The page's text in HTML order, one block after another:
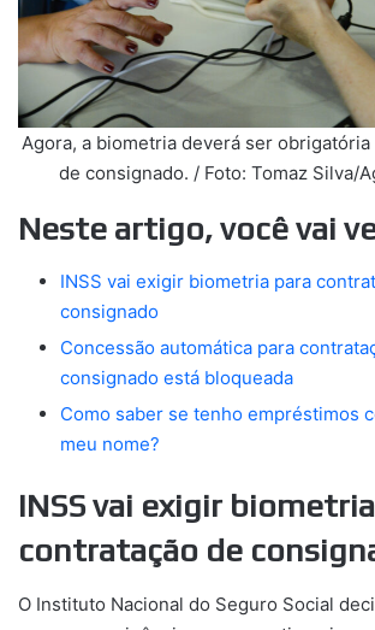
Agora, a biometria deverá ser obrigatória
de consignado. / Foto: Tomaz Silva/
Neste artigo, você vai
INSS vai exigir biometria para
consignado
Concessão automática para
consignado está bloqueada
Como saber se tenho empréstimos
meu nome?
INSS vai exigir
contratação de
O Instituto Nacional do Seguro Social